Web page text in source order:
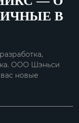
В
ООО Шэньси
новые